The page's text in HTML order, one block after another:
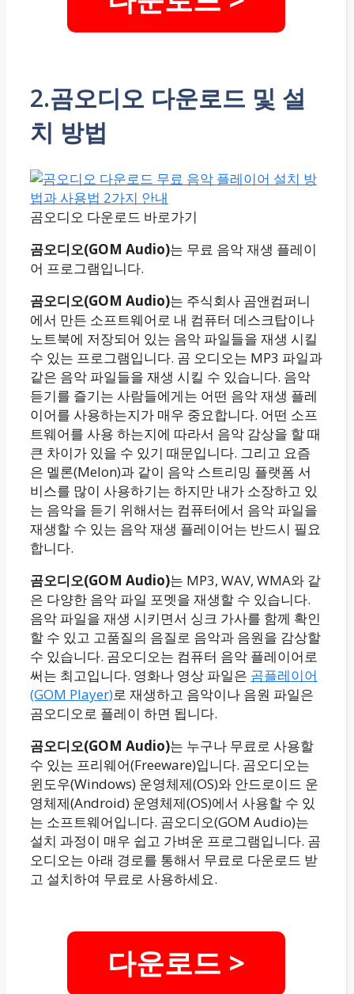
2.곰오디오 다운로드 및 설
치 방법
곰오디오 다운로드 바로가기
곰오디오(GOM Audio)는 무료 음악 재생 플레이
어 프로그램입니다.
곰오디오(GOM Audio)는 주식회사 곰앤컴퍼니
에서 만든 소프트웨어로 내 컴퓨터 데스크탑이나
노트북에 저장되어 있는 음악 파일들을 재생 시킬
수 있는 프로그램입니다. 곰 오디오는 MP3 파일과
같은 음악 파일들을 재생 시킬 수 있습니다. 음악
듣기를 즐기는 사람들에게는 어떤 음악 재생 플레
이어를 사용하는지가 매우 중요합니다. 어떤 소프
트웨어를 사용 하는지에 따라서 음악 감상을 할 때
큰 차이가 있을 수 있기 때문입니다. 그리고 요즘
은 멜론(Melon)과 같이 음악 스트리밍 플랫폼 서
비스를 많이 사용하기는 하지만 내가 소장하고 있
는 음악을 듣기 위해서는 컴퓨터에서 음악 파일을
재생할 수 있는 음악 재생 플레이어는 반드시 필요
합니다.
곰오디오(GOM Audio)는 MP3, WAV, WMA와 같
은 다양한 음악 파일 포멧을 재생할 수 있습니다.
음악 파일을 재생 시키면서 싱크 가사를 함께 확인
할 수 있고 고품질의 음질로 음악과 음원을 감상할
수 있습니다. 곰오디오는 컴퓨터 음악 플레이어로
써는 최고입니다. 영화나 영상 파일은 곰플레이어
(GOM Player)로 재생하고 음악이나 음원 파일은
곰오디오로 플레이 하면 됩니다.
곰오디오(GOM Audio)는 누구나 무료로 사용할
수 있는 프리웨어(Freeware)입니다. 곰오디오는
윈도우(Windows) 운영체제(OS)와 안드로이드 운
영체제(Android) 운영체제(OS)에서 사용할 수 있
는 소프트웨어입니다. 곰오디오(GOM Audio)는
설치 과정이 매우 쉽고 가벼운 프로그램입니다. 곰
오디오는 아래 경로를 통해서 무료로 다운로드 받
고 설치하여 무료로 사용하세요.
다운로드 >